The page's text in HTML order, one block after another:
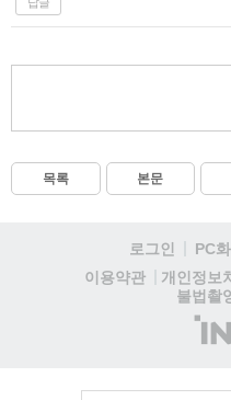
목록 본문
로그인 PC
이용약관
개인정보
불법촬